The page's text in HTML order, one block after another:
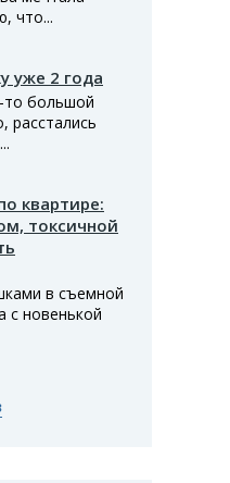
что...
уже 2 года
то большой
расстались
квартире:
токсичной
в съемной
с новенькой